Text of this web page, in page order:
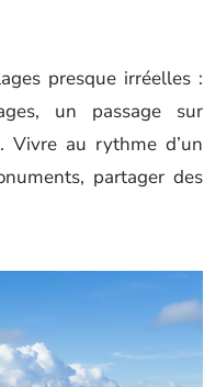
presque irréelles :
un passage sur
Vivre au rythme d’un
partager des